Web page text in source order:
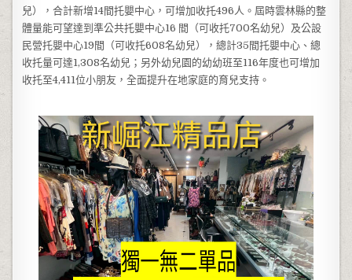
兒），合計新增14間托嬰中心，可增加收托496人。屆時雲林縣的整
體量能可望達到準公共托嬰中心16 間（可收托700名幼兒）及公設
民營托嬰中心19間（可收托608名幼兒），總計35間托嬰中心、總
收托量可達1,308名幼兒；另外幼兒園的幼幼班至116年度也可增加
收托至4,411位小朋友，全面提升在地家庭的育兒支持。